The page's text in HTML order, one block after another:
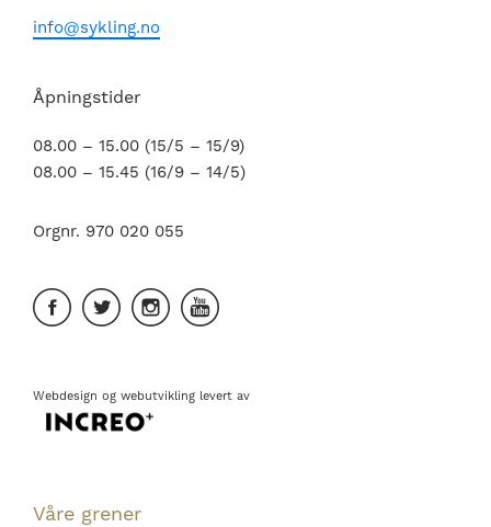
info@sykling.no
Åpningstider
08.00 – 15.00 (15/5 – 15/9)
08.00 – 15.45 (16/9 – 14/5)
Orgnr. 970 020 055
Webdesign og webutvikling levert av
Våre grener